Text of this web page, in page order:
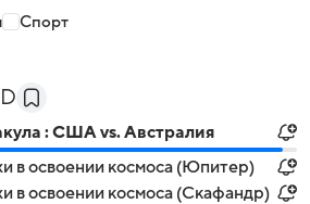
Спорт
: США vs. Австралия
в освоении космоса (Юпитер)
в освоении космоса (Скафандр)